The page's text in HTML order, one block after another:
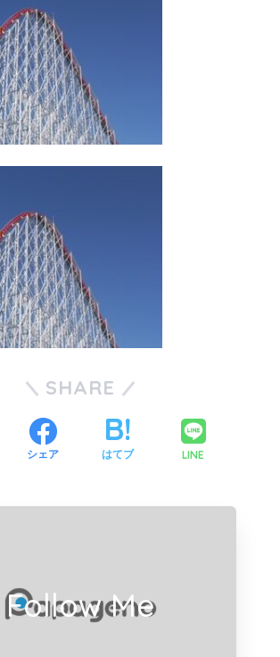
SHARE
シェア はてブ LINE
Follow Me